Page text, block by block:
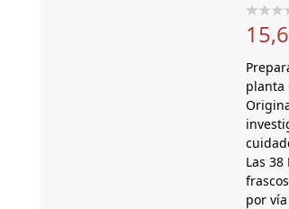
planta
Las
por